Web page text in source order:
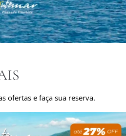
ofertas e faça sua reserva.